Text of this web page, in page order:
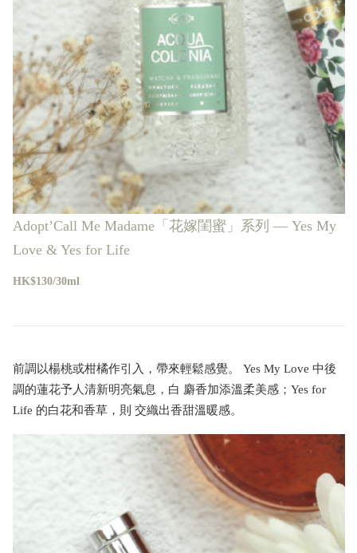
Adopt’Call Me Madame「花嫁閨蜜」系列 — Yes My
Love & Yes for Life
HK$130/30ml
前調以楊桃或柑橘作引入，帶來輕鬆感覺。 Yes My Love 中後
調的蓮花予人清新明亮氣息，白 麝香加添溫柔美感；Yes for
Life 的白花和香草，則 交織出香甜溫暖感。